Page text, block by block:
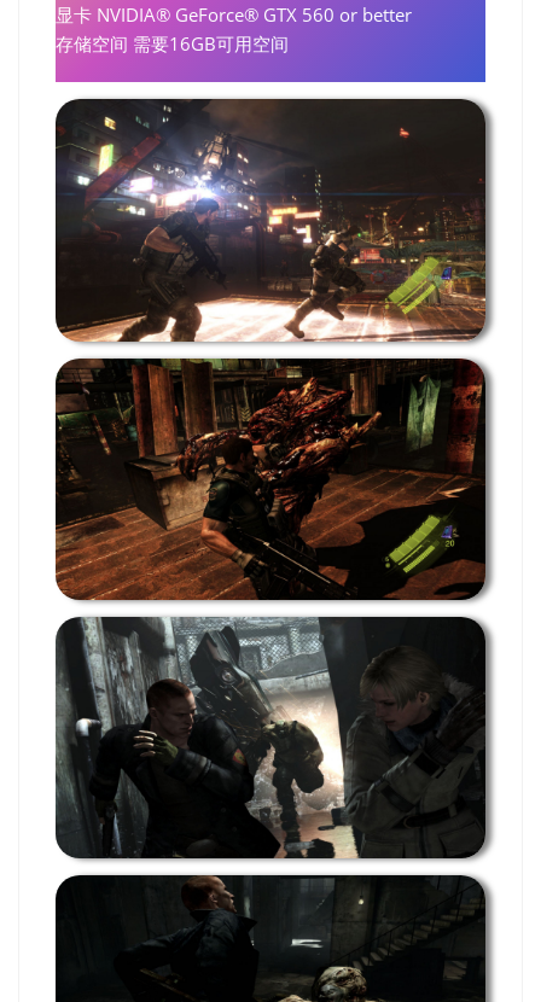
显卡 NVIDIA® GeForce® GTX 560 or better
存储空间 需要16GB可用空间